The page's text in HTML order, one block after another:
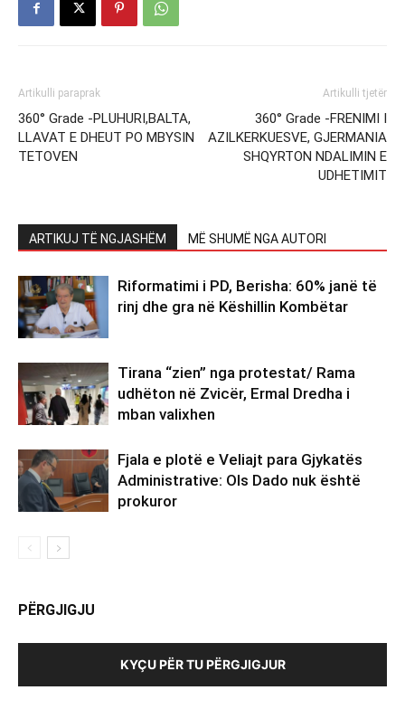
Artikulli paraprak
360° Grade -PLUHURI,BALTA,
LLAVAT E DHEUT PO MBYSIN
TETOVEN
Artikulli tjetër
360° Grade -FRENIMI I
AZILKERKUESVE, GJERMANIA
SHQYRTON NDALIMIN E
UDHETIMIT
ARTIKUJ TË NGJASHËM MË SHUMË NGA AUTORI
Riformatimi i PD, Berisha: 60% janë të
rinj dhe gra në Këshillin Kombëtar
Tirana “zien” nga protestat/ Rama
udhëton në Zvicër, Ermal Dredha i
mban valixhen
Fjala e plotë e Veliajt para Gjykatës
Administrative: Ols Dado nuk është
prokuror
PËRGJIGJU
KYÇU PËR TU PËRGJIGJUR